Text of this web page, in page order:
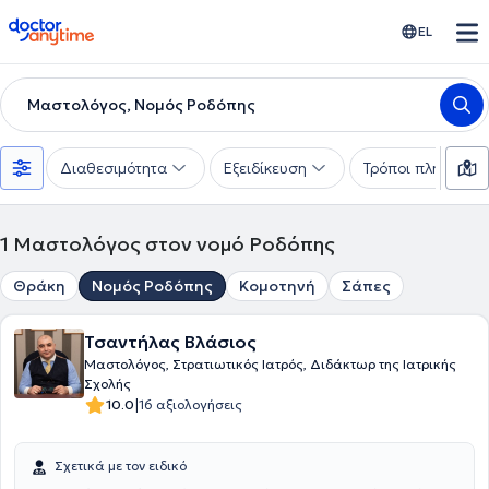
doctoranytime EL
Μαστολόγος, Νομός Ροδόπης
Διαθεσιμότητα Εξειδίκευση Τρόποι πληρωμής
1 Μαστολόγος στον νομό Ροδόπης
Θράκη Νομός Ροδόπης Κομοτηνή Σάπες
Τσαντήλας Βλάσιος
Μαστολόγος, Στρατιωτικός Ιατρός, Διδάκτωρ της Ιατρικής
Σχολής
10.0|16 αξιολογήσεις
Σχετικά με τον ειδικό